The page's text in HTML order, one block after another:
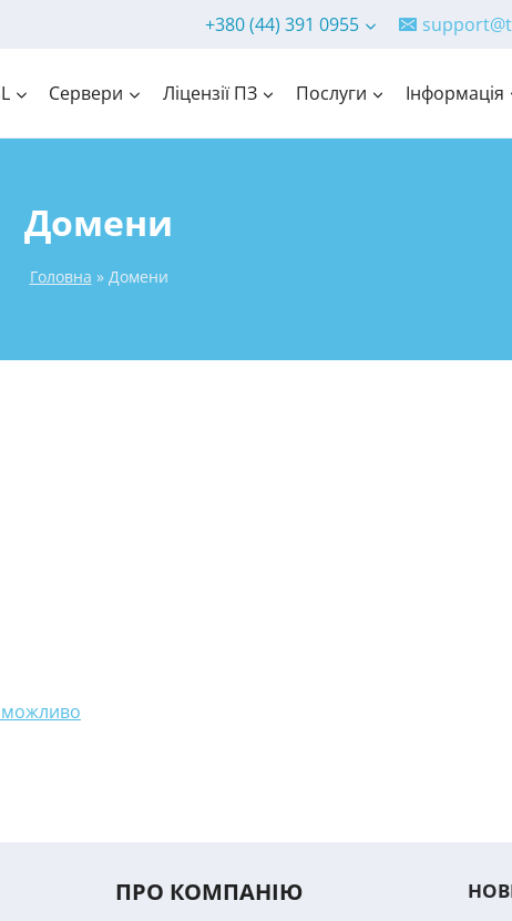
+380 (44) 391 0955
Сервери Ліцензії ПЗ Послуги Інформація
Домени
Головна » Домени
можливо
ПРО КОМПАНІЮ